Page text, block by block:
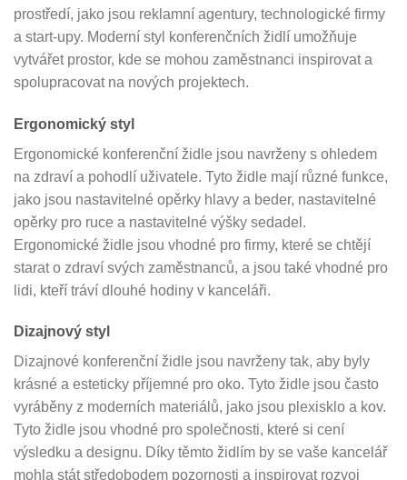
prostředí, jako jsou reklamní agentury, technologické firmy
a start-upy. Moderní styl konferenčních židlí umožňuje
vytvářet prostor, kde se mohou zaměstnanci inspirovat a
spolupracovat na nových projektech.
Ergonomický styl
Ergonomické konferenční židle jsou navrženy s ohledem
na zdraví a pohodlí uživatele. Tyto židle mají různé funkce,
jako jsou nastavitelné opěrky hlavy a beder, nastavitelné
opěrky pro ruce a nastavitelné výšky sedadel.
Ergonomické židle jsou vhodné pro firmy, které se chtějí
starat o zdraví svých zaměstnanců, a jsou také vhodné pro
lidi, kteří tráví dlouhé hodiny v kanceláři.
Dizajnový styl
Dizajnové konferenční židle jsou navrženy tak, aby byly
krásné a esteticky příjemné pro oko. Tyto židle jsou často
vyráběny z moderních materiálů, jako jsou plexisklo a kov.
Tyto židle jsou vhodné pro společnosti, které si cení
výsledku a designu. Díky těmto židlím by se vaše kancelář
mohla stát středobodem pozornosti a inspirovat rozvoj